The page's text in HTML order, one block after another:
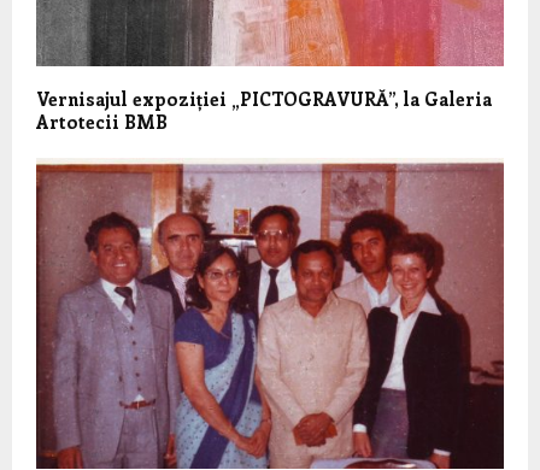
Vernisajul expoziției „PICTOGRAVURĂ”, la Galeria
Artotecii BMB